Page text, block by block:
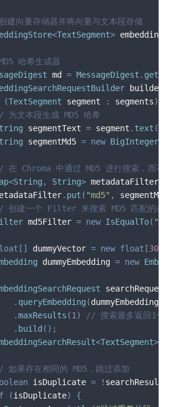
向量存储器并将向量与文本段存储
<TextSegment>
哈希生成器
md = MessageDigest .
builder
(TextSegment segment : segments)
为文本段生成 MD5 哈希
segmentText = segment . text (
segmentMd5 = new BigInteger
在 Chroma 中通过 MD5 进行搜索，而不是
<String , String> metadataFilter
. put ( "md5" , segmentMd5
创建一个 Filter 来搜索 MD5 匹配的条目
md5Filter = new IsEqualTo( "md5"
[ ] dummyVector = new float [3072
dummyEmbedding = new
searchRequest
. queryEmbedding (dummyEmbedding
.maxResults (1 )
// 搜索最多返回1个结
. build ( ) ;
<TextSegment>
如果存在相同的 MD5，跳过添加
isDuplicate = ! searchResult
(isDuplicate)
{